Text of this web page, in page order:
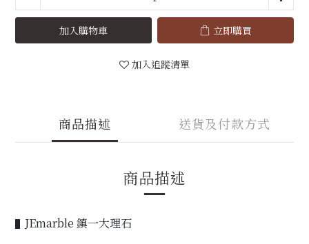
加入購物車 立即購買
加入追蹤清單
商品描述 送貨及付款方式
商品描述
▌ JEmarble 鎮一大理石